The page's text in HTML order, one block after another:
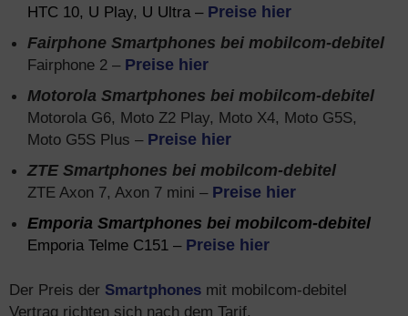
HTC 10, U Play, U Ultra – Preise hier
Fairphone Smartphones bei mobilcom-debitel
Fairphone 2 – Preise hier
Motorola Smartphones bei mobilcom-debitel
Motorola G6, Moto Z2 Play, Moto X4, Moto G5S,
Moto G5S Plus – Preise hier
ZTE Smartphones bei mobilcom-debitel
ZTE Axon 7, Axon 7 mini – Preise hier
Emporia Smartphones bei mobilcom-debitel
Emporia Telme C151 – Preise hier
Der Preis der Smartphones mit mobilcom-debitel
Vertrag richten sich nach dem Tarif.